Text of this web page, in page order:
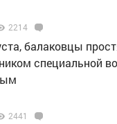
2214
балаковцы
специальной
2441